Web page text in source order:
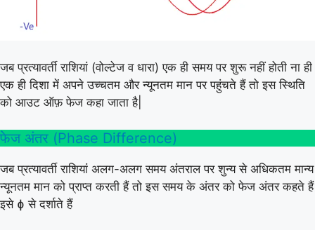
जब प्रत्यावर्ती राशियां (वोल्टेज व धारा) एक ही समय पर शुरू नहीं होती ना ही
एक ही दिशा में अपने उच्चतम और न्यूनतम मान पर पहुंचते हैं तो इस स्थिति
को आउट ऑफ़ फेज कहा जाता है|
फेज अंतर (Phase Difference)
जब प्रत्यावर्ती राशियां अलग-अलग समय अंतराल पर शुन्य से अधिकतम मान्य
न्यूनतम मान को प्राप्त करती हैं तो इस समय के अंतर को फेज अंतर कहते हैं
इसे ɸ से दर्शाते हैं